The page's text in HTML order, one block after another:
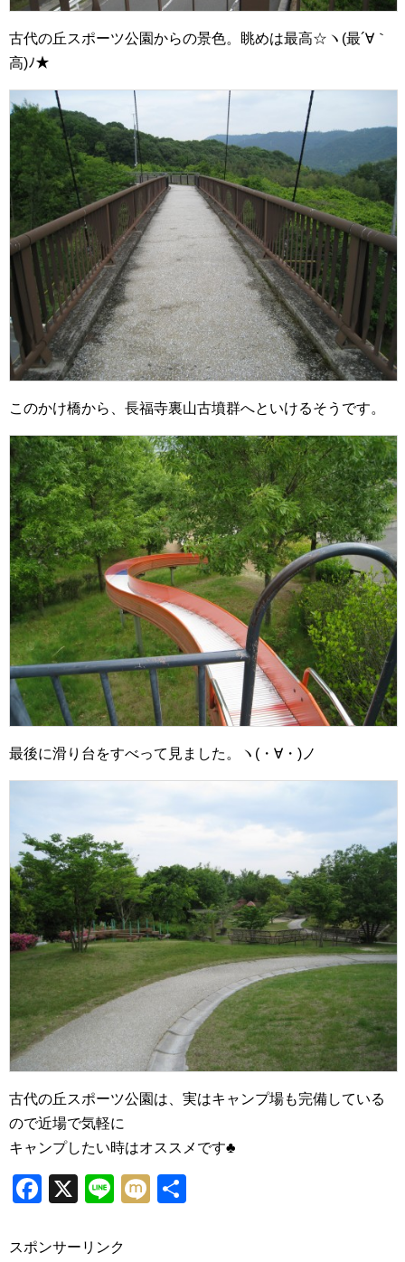
古代の丘スポーツ公園からの景色。眺めは最高☆ヽ(最´∀｀
高)ﾉ★
このかけ橋から、長福寺裏山古墳群へといけるそうです。
最後に滑り台をすべって見ました。ヽ(・∀・)ノ
古代の丘スポーツ公園は、実はキャンプ場も完備している
ので近場で気軽に
キャンプしたい時はオススメです♣
Facebook
X LineMixi
スポンサーリンク